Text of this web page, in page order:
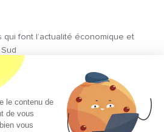
font l’actualité économique et